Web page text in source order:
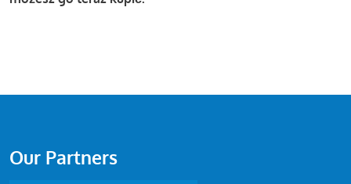
Our Partners